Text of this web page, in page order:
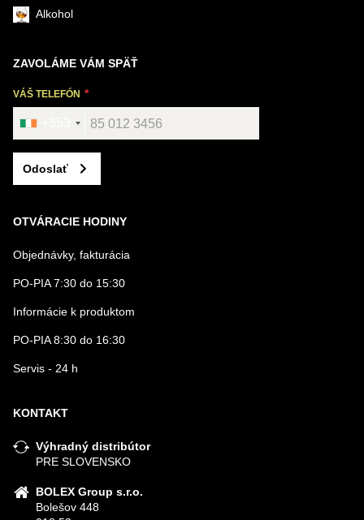
Alkohol
ZAVOLÁME VÁM SPÄŤ
VÁŠ TELEFÓN
Odoslať
OTVÁRACIE HODINY
Objednávky, fakturácia
PO-PIA 7:30 do 15:30
Informácie k produktom
PO-PIA 8:30 do 16:30
Servis - 24 h
KONTAKT
Výhradný distribútor
PRE SLOVENSKO
BOLEX Group s.r.o.
Bolešov 448